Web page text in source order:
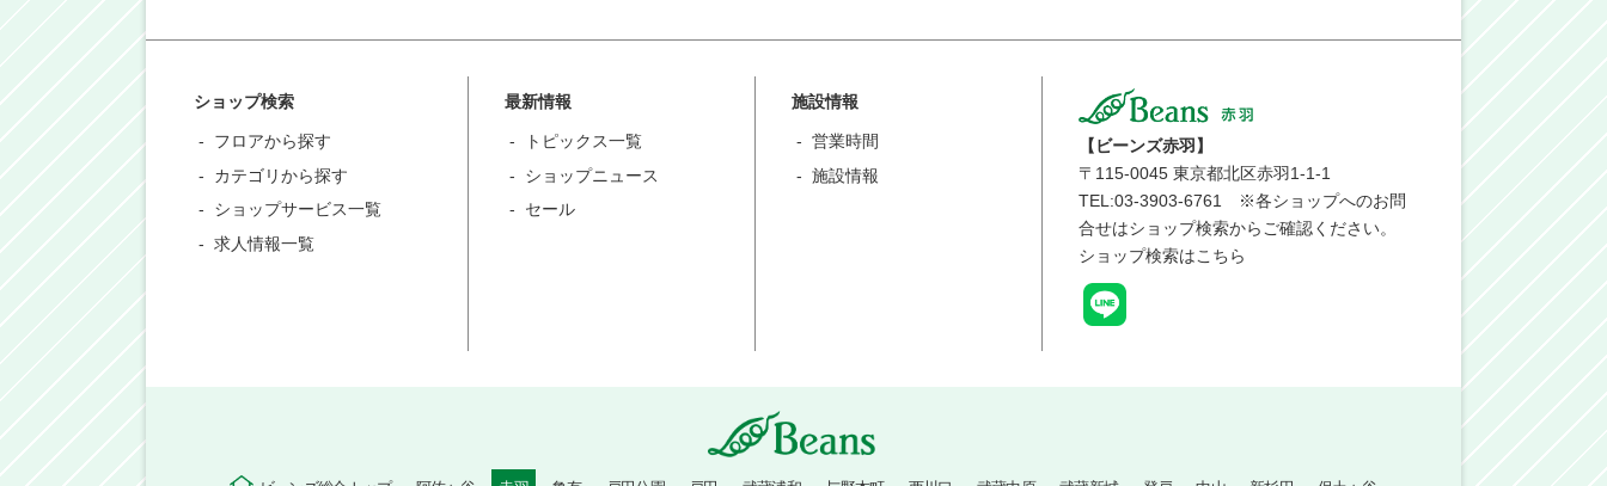
ショップ検索
フロアから探す
カテゴリから探す
ショップサービス一覧
求人情報一覧
最新情報
トピックス一覧
ショップニュース
セール
施設情報
営業時間
施設情報
【ビーンズ赤羽】
〒 115-0045 東京都北区赤羽1-1-1
TEL:03-3903-6761 ※各ショップへのお問
合せはショップ検索からご確認ください。
ショップ検索はこちら